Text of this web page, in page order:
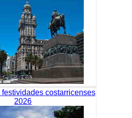
costarricenses
2026